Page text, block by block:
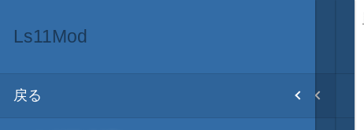
目次
MOD･開発環境
戻る
Ls11Mod
戻る